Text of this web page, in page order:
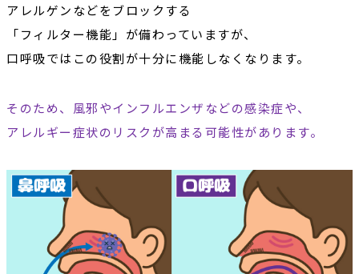
アレルゲンなどをブロックする
「フィルター機能」 が備わっていますが、
口呼吸ではこの役割が十分に機能しなくなります。
そのため、風邪やインフルエンザなどの感染症や、
アレルギー症状のリスクが高まる可能性があります。